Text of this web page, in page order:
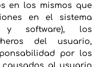
en los mismos que
en el sistema
y software), los
del usuario,
por los